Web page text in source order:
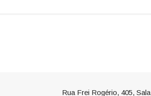
Rua Frei Rogério, 405,